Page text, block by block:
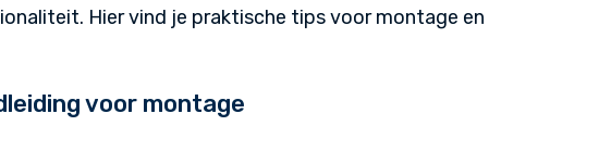
Hier vind je praktische tips voor montage en
voor montage